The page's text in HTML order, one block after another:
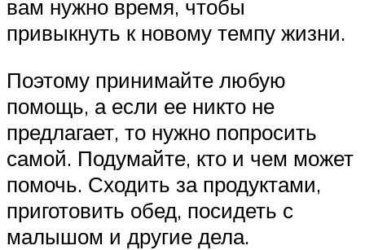
вам нужно время, чтобы
привыкнуть к новому темпу жизни.
Поэтому принимайте любую
помощь, а если ее никто не
предлагает, то нужно попросить
самой. Подумайте, кто и чем может
помочь. Сходить за продуктами,
приготовить обед, посидеть с
малышом и другие дела.